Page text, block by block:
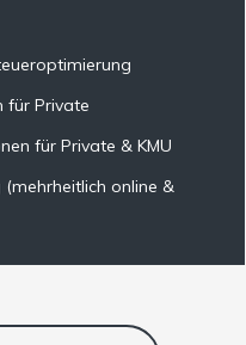
für Private
für Private & KMU
online &